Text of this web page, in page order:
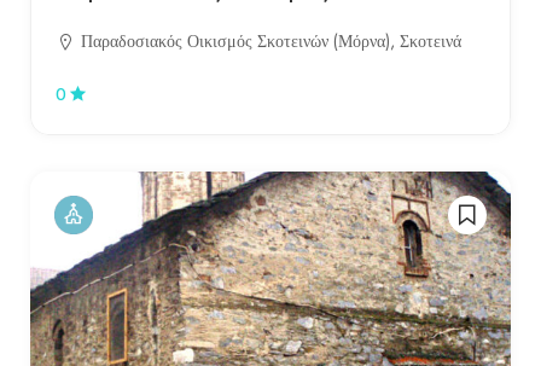
Παραδοσιακός Οικισμός Σκοτεινών (Μόρνα), Σκοτεινά
0